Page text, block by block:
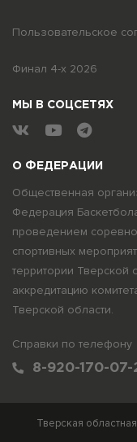
О ФЕДЕРАЦИИ
Общественная
Федерация
проведением
спортивных
территории Тверской
аккредитацию
Тверской области.
Справки по телефону
8-920-170-07-
Пользовательское
Финал 4-х 2026
МЫ В СОЦСЕТЯХ
Тверская